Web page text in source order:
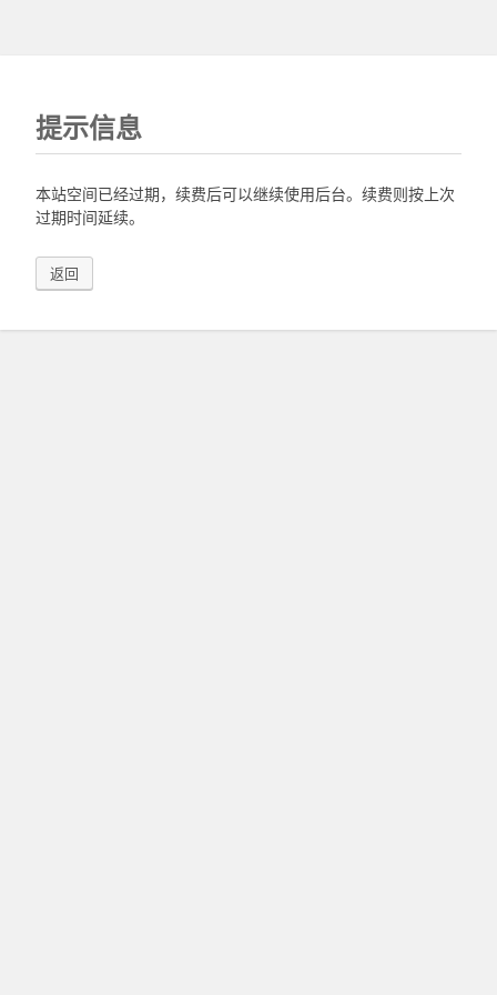
提示信息
本站空间已经过期，续费后可以继续使用后台。续费则按上次
过期时间延续。
返回